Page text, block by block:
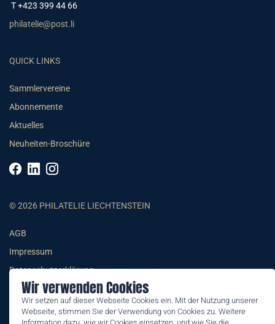
Wir verwenden Cookies
Wir setzen auf dieser Webseite Cookies ein. Mit der Nutzung unserer
Webseite, stimmen Sie der Verwendung von Cookies zu. Weitere
T +423 399 44 66
philatelie@post.li
QUICK LINKS
Sammlervereine
Abonnemente
Aktuelles
Neuheiten-Broschüre
© 2026 PHILATELIE LIECHTENSTEIN
AGB
Impressum
Datenschutzerklärung